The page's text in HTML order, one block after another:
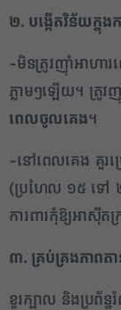
២. បង្កើតវិន័យក្នុ
-មិនត្រូវញ៉ាំអាហា
ភ្លាមៗឡើយ។ ត្រូ
ពេលចូលគេង។
-នៅពេលគេង គួរប្
(ប្រហែល ១៥ ទៅ ២
ការពារកុំឱ្យអាស៊ី
៣. គ្រប់គ្រងភាពត
ខួរក្បាល និងប្រព័ន្